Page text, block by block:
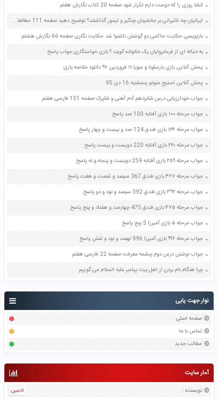
نوار جهت یابی
صفحه اصلی
تماس با ما
مطالب جدید
آمار سایت
نویسنده :
ادمین
انشا روزی را که دوست دارم تکرار شود صفحه 20 کتاب نگارش هفتم
ایرانیان چه تاثیراتی بر جانشینان چنگیز و تیمور گذاشتند؟ توضیح دهید صفحه 111 مطالعات اجتماعی پنجم
بازنویسی حکایت حاکمی دو گوشش ناشنوا شد حکایت نگاری صفحه 66 نگارش هشتم
به دنباله ای از فرمانروایان یک خانواده گویند ؟ بازی خواستگاری جواب پاسخ
پخش آنلاین بازی بارسلونا و سویا ۱۱ فروردین ۹۷ دانلود خلاصه بازی
پخش آنلاین استیج منوتو پنجشنبه 16 دی 95
جواب خودارزیابی درس شانزدهم آدم آهنی و شاپرک صفحه 151 فارسی هفتم
جواب مرحله ۱۰۰ بازی آفتابه 100 صد پاسخ
جواب مرحله ۱۲۴ بازی فندق 124 صد و بیست و چهار پاسخ
جواب مرحله ۲۲۰ بازی آفتابه 220 دویست و بیست پاسخ
جواب مرحله ۲۵۹ بازی آفتابه 259 دویست و پنجاه و نه پاسخ
جواب مرحله ۳۶۷ بازی فندق 367 سیصد و شصت و هفت پاسخ
جواب مرحله ۳۹۲ بازی فندق 392 سیصد و نود و دو پاسخ
جواب مرحله ۴۷۵ بازی فندق 475 چهارصد و هفتاد و پنج پاسخ
جواب مرحله ۵ بازی آمیرزا 5 پنج پاسخ
جواب مرحله ۹۹۶ بازی آمیرزا 996 نهصد و نود و شش پاسخ
جواب نوشتن درس دوم چشمه معرفت صفحه 22 فارسی هفتم
چرا هنگام نام بردن از اهل بیت پیامبر علیه السلام می گوییم